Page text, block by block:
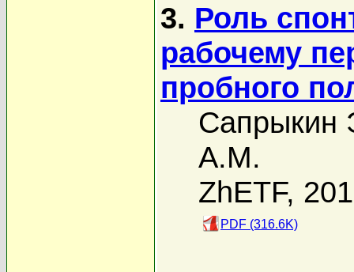
3. Роль
рабочему
пробного
Сапрыкин
А.М.
ZhETF,
PDF (316.6K)